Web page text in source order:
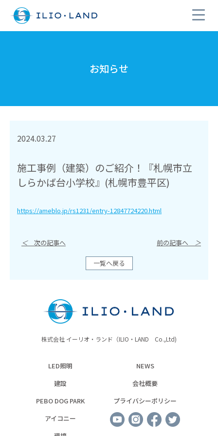
お知らせ
2024.03.27
施工事例（建築）のご紹介！『札幌市立
しらかば台小学校』(札幌市豊平区)
https://ameblo.jp/rs1231/entry-12847724220.html
＜次の記事へ 前の記事へ ＞
一覧へ戻る
株式会社 イーリオ・ランド（ILIO・LAND Co.,Ltd)
LED照明
建設
PEBO DOG PARK
アイコニー
NEWS
会社概要
プライバシーポリシー